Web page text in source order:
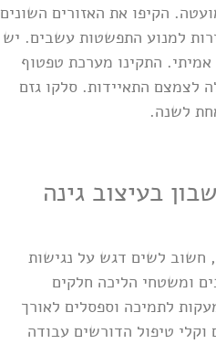
הקיפו את האזורים השונים
למנוע התפשטות עשבים. יש
התקינו מערכת טפטוף
לצמצם התאיידות. סלקו גזם
לשנה.
בעיצוב גינה
חשוב לשים דגש על נגישות
ומשטחי הליכה חלקים
לתמיכה וספסלים לאורך
טיפול הדורשים עבודה